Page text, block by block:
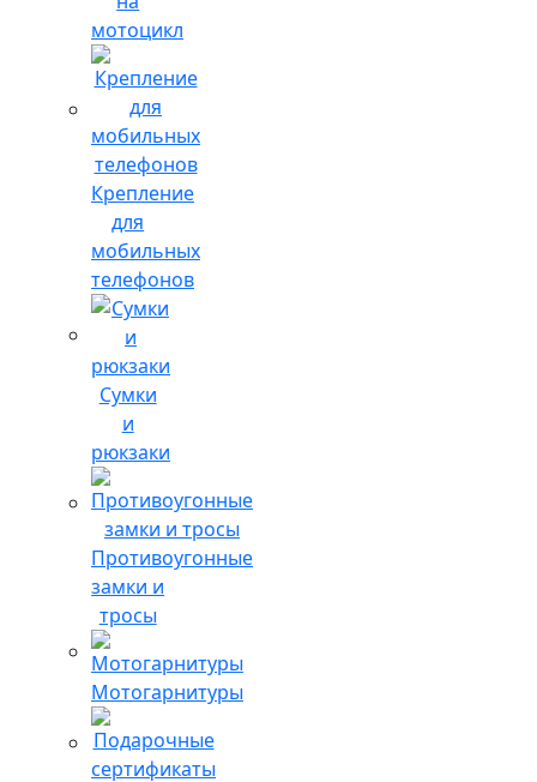
мотоцикл
Крепление
для
мобильных
телефонов
Сумки
и
рюкзаки
Противоугонные
замки и
тросы
Мотогарнитуры